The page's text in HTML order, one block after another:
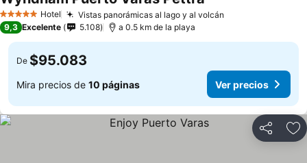
5 Estrellas Hotel Vistas panorámicas al lago y al volcán
9,3 Excelente 5.108 a 0.5 km de la playa
De $95.083
Mira precios de 10 páginas Ver precios
Compartir